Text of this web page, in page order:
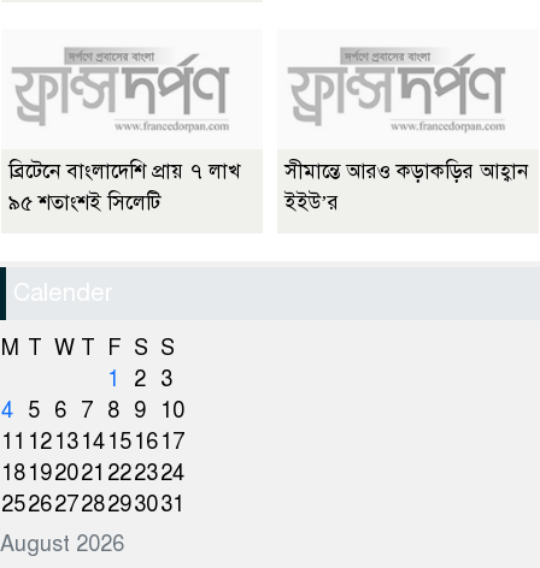
ব্রিটেনে বাংলাদেশি প্রায় ৭ লাখ
৯৫ শতাংশই সিলেটি
সীমান্তে আরও কড়াকড়ির আহ্বান
ইইউ’র
Calender
August 2026
M T W T F S S
1
2 3
4 5 6 7 8 9
10
11 121314151617
18192021 222324
25262728293031